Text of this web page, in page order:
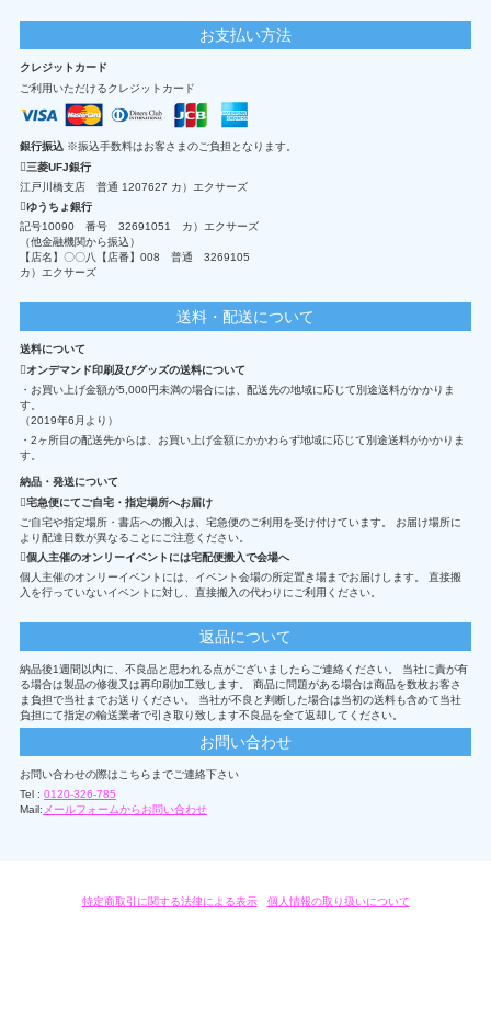
お支払い方法
クレジットカード
ご利用いただけるクレジットカード
銀行振込 ※振込手数料はお客さまのご負担となります。
三菱UFJ銀行
江戸川橋支店 普通 1207627 カ）エクサーズ
ゆうちょ銀行
記号10090 番号 32691051 カ）エクサーズ
（他金融機関から振込）
【店名】〇〇八【店番】008 普通 3269105
カ）エクサーズ
送料・配送について
送料について
オンデマンド印刷及びグッズの送料について
・お買い上げ金額が5,000円未満の場合には、配送先の地域に応じて別途送料がかかりま
す。
（2019年6月より）
・2ヶ所目の配送先からは、お買い上げ金額にかかわらず地域に応じて別途送料がかかりま
す。
納品・発送について
宅急便にてご自宅・指定場所へお届け
ご自宅や指定場所・書店への搬入は、宅急便のご利用を受け付けています。 お届け場所に
より配達日数が異なることにご注意ください。
個人主催のオンリーイベントには宅配便搬入で会場へ
個人主催のオンリーイベントには、イベント会場の所定置き場までお届けします。 直接搬
入を行っていないイベントに対し、直接搬入の代わりにご利用ください。
返品について
納品後1週間以内に、不良品と思われる点がございましたらご連絡ください。 当社に責が有
る場合は製品の修復又は再印刷加工致します。 商品に問題がある場合は商品を数枚お客さ
ま負担で当社までお送りください。 当社が不良と判断した場合は当初の送料も含めて当社
負担にて指定の輸送業者で引き取り致します不良品を全て返却してください。
お問い合わせ
お問い合わせの際はこちらまでご連絡下さい
Tel : 0120-326-785
Mail: メールフォームからお問い合わせ
特定商取引に関する法律による表示/ 個人情報の取り扱いについて